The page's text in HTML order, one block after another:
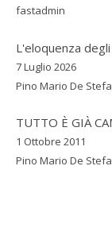
fastadmin
L'eloquenza
7 Luglio 2026
Pino Mario De
TUTTO È GIÀ
1 Ottobre 2011
Pino Mario De